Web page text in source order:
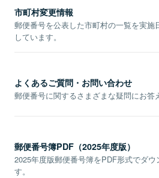
市町村変更情報
郵便番号を公表した市町村の一覧を実施
しています。
よくあるご質問・お問い合わせ
郵便番号に関するさまざまな疑問にお答
郵便番号簿PDF（2025年度版）
2025年度版郵便番号簿をPDF形式でダウ
す。